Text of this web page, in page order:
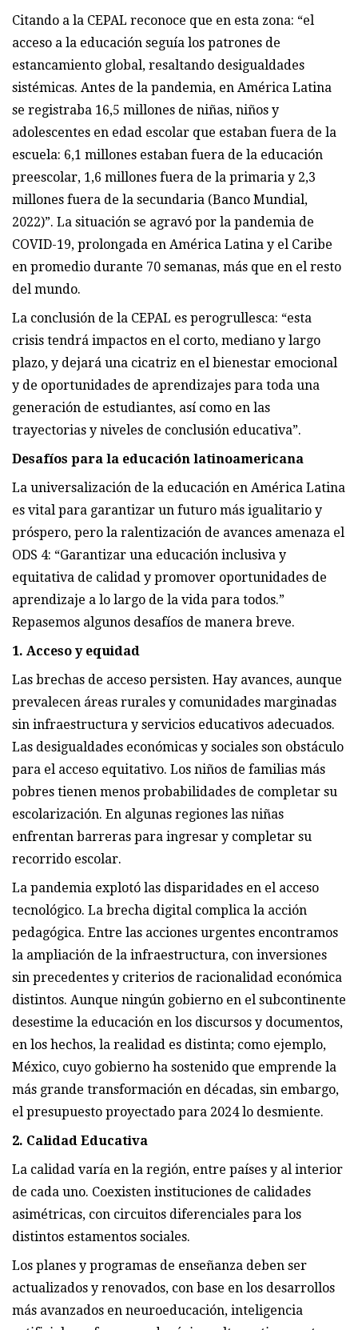
Citando a la CEPAL reconoce que en esta zona: “el
acceso a la educación seguía los patrones de
estancamiento global, resaltando desigualdades
sistémicas. Antes de la pandemia, en América Latina
se registraba 16,5 millones de niñas, niños y
adolescentes en edad escolar que estaban fuera de la
escuela: 6,1 millones estaban fuera de la educación
preescolar, 1,6 millones fuera de la primaria y 2,3
millones fuera de la secundaria (Banco Mundial,
2022)”. La situación se agravó por la pandemia de
COVID-19, prolongada en América Latina y el Caribe
en promedio durante 70 semanas, más que en el resto
del mundo.
La conclusión de la CEPAL es perogrullesca: “esta
crisis tendrá impactos en el corto, mediano y largo
plazo, y dejará una cicatriz en el bienestar emocional
y de oportunidades de aprendizajes para toda una
generación de estudiantes, así como en las
trayectorias y niveles de conclusión educativa”.
Desafíos para la educación latinoamericana
La universalización de la educación en América Latina
es vital para garantizar un futuro más igualitario y
próspero, pero la ralentización de avances amenaza el
ODS 4: “Garantizar una educación inclusiva y
equitativa de calidad y promover oportunidades de
aprendizaje a lo largo de la vida para todos.”
Repasemos algunos desafíos de manera breve.
1. Acceso y equidad
Las brechas de acceso persisten. Hay avances, aunque
prevalecen áreas rurales y comunidades marginadas
sin infraestructura y servicios educativos adecuados.
Las desigualdades económicas y sociales son obstáculo
para el acceso equitativo. Los niños de familias más
pobres tienen menos probabilidades de completar su
escolarización. En algunas regiones las niñas
enfrentan barreras para ingresar y completar su
recorrido escolar.
La pandemia explotó las disparidades en el acceso
tecnológico. La brecha digital complica la acción
pedagógica. Entre las acciones urgentes encontramos
la ampliación de la infraestructura, con inversiones
sin precedentes y criterios de racionalidad económica
distintos. Aunque ningún gobierno en el subcontinente
desestime la educación en los discursos y documentos,
en los hechos, la realidad es distinta; como ejemplo,
México, cuyo gobierno ha sostenido que emprende la
más grande transformación en décadas, sin embargo,
el presupuesto proyectado para 2024 lo desmiente.
2. Calidad Educativa
La calidad varía en la región, entre países y al interior
de cada uno. Coexisten instituciones de calidades
asimétricas, con circuitos diferenciales para los
distintos estamentos sociales.
Los planes y programas de enseñanza deben ser
actualizados y renovados, con base en los desarrollos
más avanzados en neuroeducación, inteligencia